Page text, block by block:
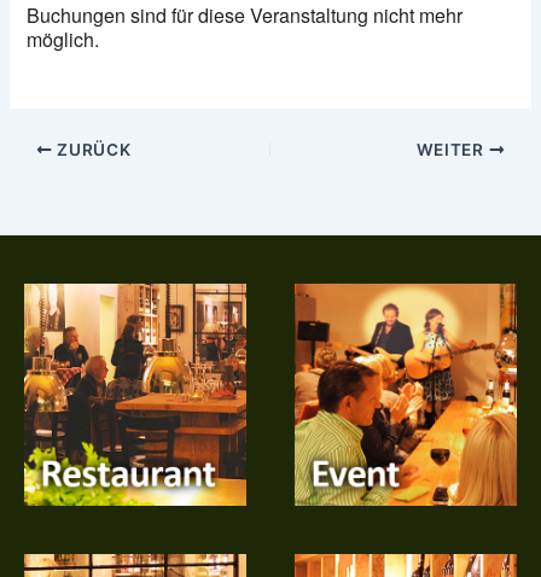
Buchungen sind für diese Veranstaltung nicht mehr
möglich.
ZURÜCK WEITER